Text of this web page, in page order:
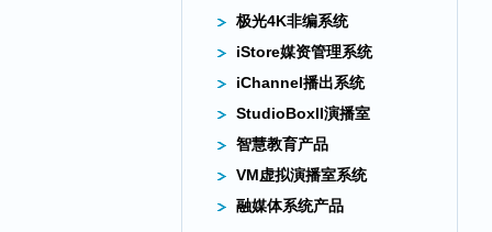
极光4K非编系统
iStore媒资管理系统
iChannel播出系统
StudioBoxII演播室
智慧教育产品
VM虚拟演播室系统
融媒体系统产品